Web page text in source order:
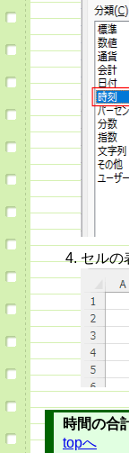
セルの
時間の合
topへ